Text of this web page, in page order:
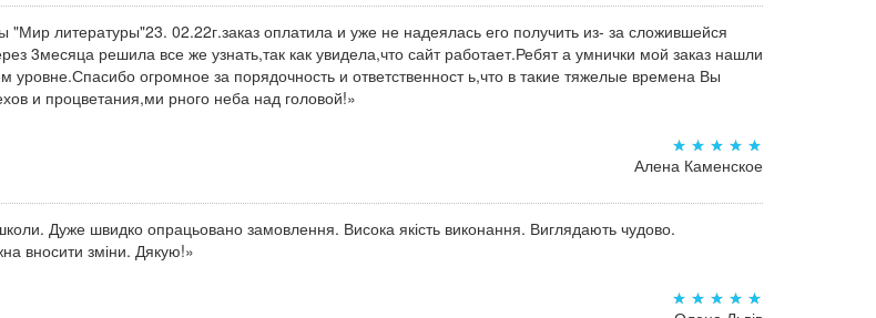
"Мир литературы"23. 02.22г.заказ оплатила и уже не надеялась его получить из- за сложившейся
3месяца решила все же узнать,так как увидела,что сайт работает.Ребят а умнички мой заказ нашли
уровне.Спасибо огромное за порядочность и ответственност ь,что в такие тяжелые времена Вы
и процветания,ми рного неба над головой!»
Алена Каменское
Дуже швидко опрацьовано замовлення. Висока якість виконання. Виглядають чудово.
вносити зміни. Дякую!»